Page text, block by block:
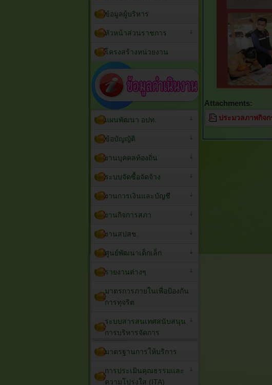
Attachments:
ประมวลภาพกิจ
ข้อมูลผู้บริหาร
หัวหน้าส่วนราชการ
โครงสร้างหน่วยงาน
แผนพัฒนา อปท.
ข้อบัญญัติ
งานบุคคลท้องถิ่น
ระบบจัดซื้อจัดจ้าง
งานการเงินและบัญชี
งานกิจการสภา
งานสปสช.
ศูนย์พัฒนาเด็กเล็ก
รายงานต่างๆ
มาตรการภายในเพื่อป้องกัน
การทุจริต
ระบบสารสนเทศสนับสนุน
การบริหารจัดการ
มาตรฐานการให้บริการ
การประเมินคุณธรรมและ
ความโปร่งใส (ITA)